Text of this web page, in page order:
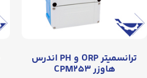
ترانسمیتر ORP و PH اندرس
هاوزر CPM۲۵۳